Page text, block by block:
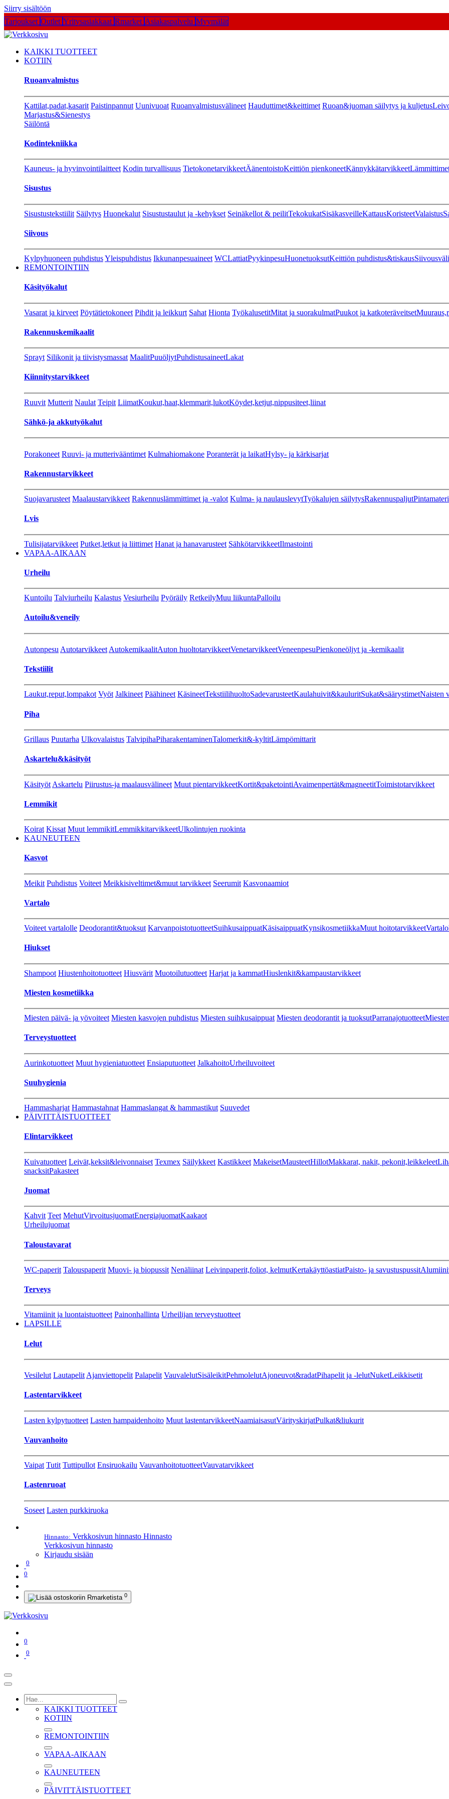
Siirry sisältöön
Tarjoukset Outlet Yritysasiakkaat Rmarket Asiakaspalvelu Myymälät
KAIKKI TUOTTEET
KOTIIN
Ruoanvalmistus
Kattilat,padat,kasarit Paistinpannut Uunivuoat Ruoanvalmistusvälineet Hauduttimet&keittimet Ruoan&juoman säilytys ja kuljetus
Marjastus&Sienestys
Säilöntä
Kodintekniikka
Kauneus- ja hyvinvointilaitteet Kodin turvallisuus TietokonetarvikkeetÄänentoistoKeittiön pienkoneetKännykkätarvikkeet
Sisustus
Sisustustekstiilit Säilytys Huonekalut Sisustustaulut ja -kehykset Seinäkellot & peilitTekokukatSisäkasveilleKattausKoristeetValaistus
Siivous
Kylpyhuoneen puhdistusYleispuhdistus Ikkunanpesuaineet WCLattiatPyykinpesuHuonetuoksutKeittiön puhdistus&tiskaus
REMONTOINTIIN
Käsityökalut
Vasarat ja kirveet Pöytätietokoneet Pihdit ja leikkurt Sahat Hionta TyökalusetitMitat ja suorakulmatPuukot ja katkoteräveitset
Rakennuskemikaalit
Sprayt Silikonit ja tiivistysmassat MaalitPuuöljytPuhdistusaineetLakat
Kiinnitystarvikkeet
Ruuvit Mutterit Naulat Teipit LiimatKoukut,haat,klemmarit,lukotKöydet,ketjut,nippusiteet,liinat
Sähkö-ja akkutyökalut
Porakoneet Ruuvi- ja mutterivääntimet Kulmahiomakone Poranterät ja laikatHylsy- ja kärkisarjat
Rakennustarvikkeet
Suojavarusteet Maalaustarvikkeet Rakennuslämmittimet ja -valot Kulma- ja naulauslevytTyökalujen säilytysRakennuspaljut
Lvis
Tulisijatarvikkeet Putket,letkut ja liittimet Hanat ja hanavarusteet SähkötarvikkeetIlmastointi
VAPAA-AIKAAN
Urheilu
Kuntoilu Talviurheilu Kalastus Vesiurheilu Pyöräily RetkeilyMuu liikuntaPalloilu
Autoilu&veneily
Autonpesu Autotarvikkeet AutokemikaalitAuton huoltotarvikkeetVenetarvikkeetVeneenpesuPienkoneöljyt ja -kemikaalit
Tekstiilit
Laukut,reput,lompakot Vyöt Jalkineet Päähineet KäsineetTekstiilihuoltoSadevarusteetKaulahuivit&kauluritSukat&säärystimetNaisten
Piha
Grillaus Puutarha Ulkovalaistus TalvipihaPiharakentaminenTalomerkit&-kyltitLämpömittarit
Askartelu&käsityöt
Käsityöt Askartelu Piirustus-ja maalausvälineet Muut pientarvikkeetKortit&paketointiAvaimenpertät&magneetitToimistotarvikkeet
Lemmikit
Koirat Kissat Muut lemmikitLemmikkitarvikkeetUlkolintujen ruokinta
KAUNEUTEEN
Kasvot
Meikit Puhdistus Voiteet Meikkisiveltimet&muut tarvikkeet Seerumit Kasvonaamiot
Vartalo
Voiteet vartalolle Deodorantit&tuoksut KarvanpoistotuotteetSuihkusaippuatKäsisaippuatKynsikosmetiikkaMuut hoitotarvikkeet
Hiukset
Shampoot Hiustenhoitotuotteet Hiusvärit Muotoilutuotteet Harjat ja kammatHiuslenkit&kampaustarvikkeet
Miesten kosmetiikka
Miesten päivä- ja yövoiteet Miesten kasvojen puhdistus Miesten suihkusaippuat Miesten deodorantit ja tuoksutParranajotuotteet
Terveystuotteet
Aurinkotuotteet Muut hygieniatuotteet Ensiaputuotteet JalkahoitoUrheiluvoiteet
Suuhygienia
Hammasharjat Hammastahnat Hammaslangat & hammastikut Suuvedet
PÄIVITTÄISTUOTTEET
Elintarvikkeet
Kuivatuotteet Leivät,keksit&leivonnaiset Texmex Säilykkeet Kastikkeet MakeisetMausteetHillotMakkarat, nakit, pekonit,leikkeleet
snacksitPakasteet
Juomat
Kahvit Teet MehutVirvoitusjuomatEnergiajuomatKaakaot
Urheilujuomat
Taloustavarat
WC-paperit Talouspaperit Muovi- ja biopussit Nenäliinat Leivinpaperit,foliot, kelmutKertakäyttöastiatPaisto- ja savustuspussit
Terveys
Vitamiinit ja luontaistuotteet Painonhallinta Urheilijan terveystuotteet
LAPSILLE
Lelut
Vesilelut Lautapelit Ajanviettopelit Palapelit VauvalelutSisäleikitPehmolelutAjoneuvot&radatPihapelit ja -lelutNuketLeikkisetit
Lastentarvikkeet
Lasten kylpytuotteet Lasten hampaidenhoito Muut lastentarvikkeetNaamiaisasutVärityskirjatPulkat&liukurit
Vauvanhoito
Vaipat Tutit Tuttipullot Ensiruokailu VauvanhoitotuotteetVauvatarvikkeet
Lastenruoat
Soseet Lasten purkkiruoka
Hinnasto: Verkkosivun hinnasto Hinnasto
Verkkosivun hinnasto
Kirjaudu sisään
0
0
0
0
0
KAIKKI TUOTTEET
KOTIIN
REMONTOINTIIN
VAPAA-AIKAAN
KAUNEUTEEN
PÄIVITTÄISTUOTTEET